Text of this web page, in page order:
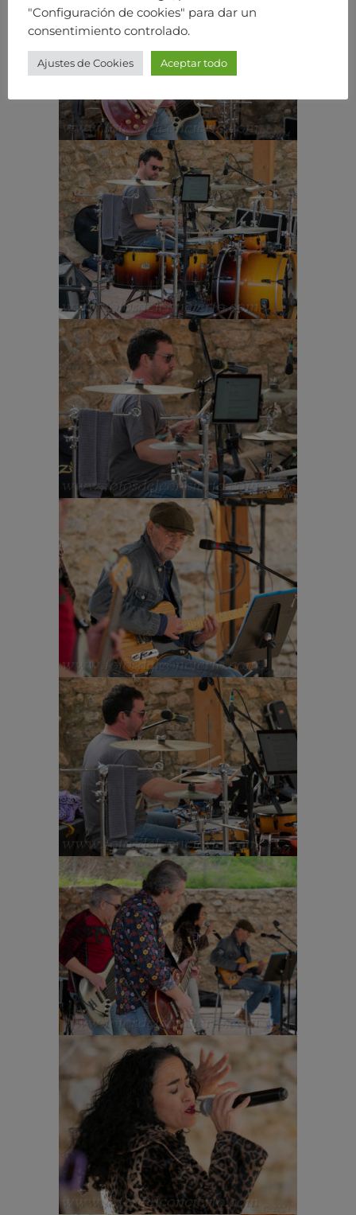
"Configuración de cookies" para dar un
consentimiento controlado.
Ajustes de Cookies Aceptar todo